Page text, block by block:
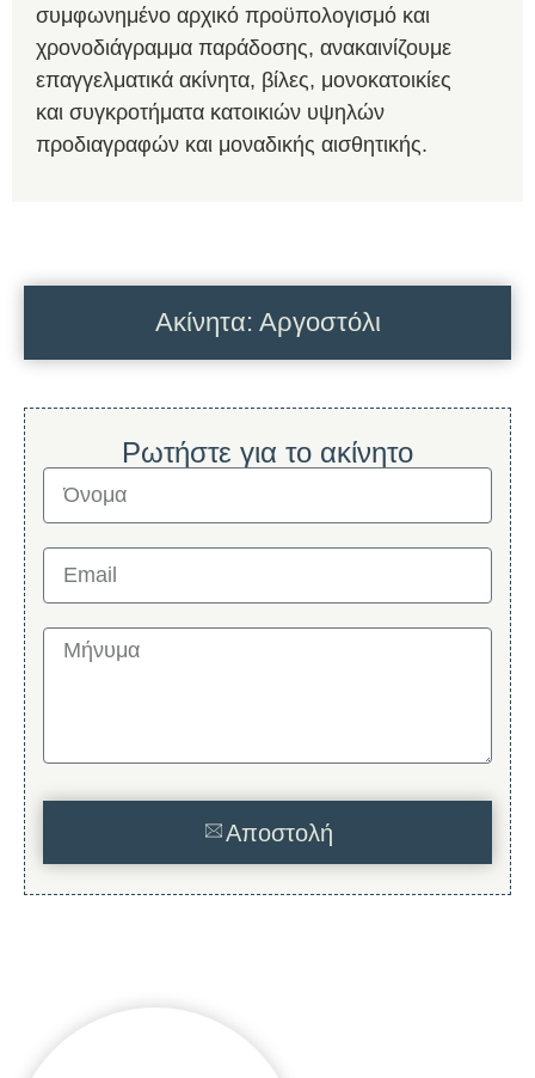
συμφωνημένο αρχικό προϋπολογισμό και
χρονοδιάγραμμα παράδοσης, ανακαινίζουμε
επαγγελματικά ακίνητα, βίλες, μονοκατοικίες
και συγκροτήματα κατοικιών υψηλών
προδιαγραφών και μοναδικής αισθητικής.
Ακίνητα: Αργοστόλι
Ρωτήστε για το ακίνητο
Αποστολή